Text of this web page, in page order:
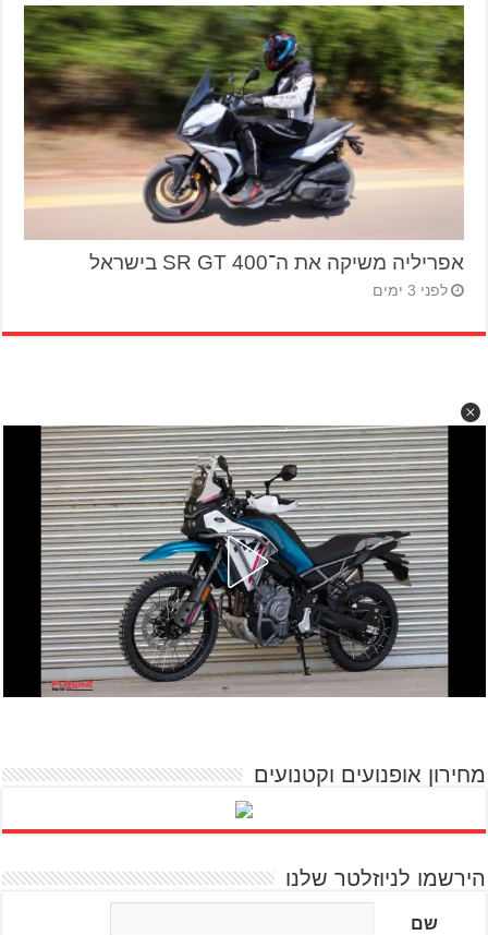
אפריליה משיקה את ה־SR GT 400 בישראל
לפני 3 ימים
מחירון אופנועים וקטנועים
הירשמו לניוזלטר שלנו
שם